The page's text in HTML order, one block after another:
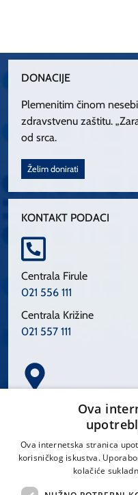
DONACIJE
Plemenitim činom
zdravstvenu zaštitu.
od srca.
Želim donirati
KONTAKT PODACI
Centrala Firule
021 556 111
Centrala Križine
021 557 111
Spinčićeva 1, 21000 Split
Ova
Ova internetska stranica
korisničkog iskustva.
kolačiće